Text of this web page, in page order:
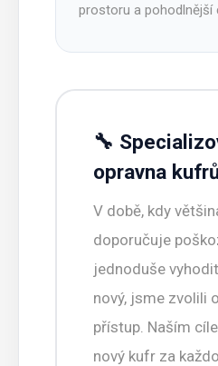
prostoru a pohodlnější
🔧
opravna
V době, kdy
doporučuje
jednoduše
nový, jsme zvolili
přístup. Naším
nový kufr za